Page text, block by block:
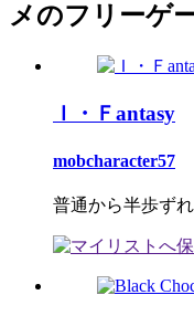
メのフリーゲ
Ｉ・Ｆantasy
mobcharacter57
普通から半歩ず